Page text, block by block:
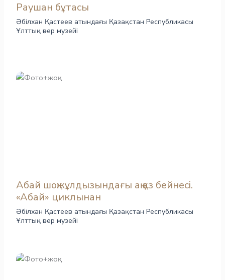
Раушан бұтасы
Әбілхан Қастеев атындағы Қазақстан Республикасы
Ұлттық өнер музейі
Абай шоқжұлдызындағы ақ қаз бейнесі.
«Абай» циклынан
Әбілхан Қастеев атындағы Қазақстан Республикасы
Ұлттық өнер музейі